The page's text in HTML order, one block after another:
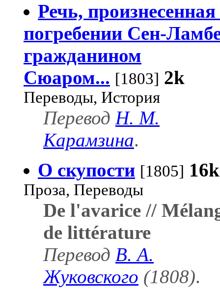
Речь,
погребении Сен-
гражданином
Сюаром... [1803] 2k
Переводы, История
Перевод Н. М.
Карамзина.
О скупости [1805] 16k
Проза, Переводы
De l'avarice //
de littérature
Перевод В. А.
Жуковского (1808).